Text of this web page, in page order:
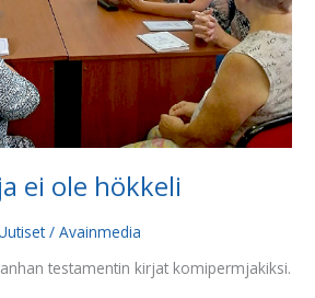
ei ole hökkeli
/Avainmedia
testamentin kirjat komipermjakiksi.